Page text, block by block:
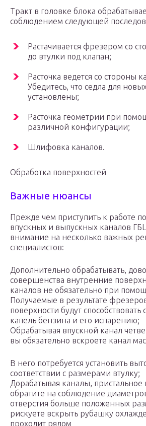
Тракт в головке блока
соблюдением следующей
Растачивается фрезером со
до втулки под клапан;
Расточка ведется со стороны
Убедитесь, что седла для
установлены;
Расточка геометрии при
различной конфигурации;
Шлифовка каналов.
Обработка поверхностей
Важные нюансы
Прежде чем приступить к работе
впускных и выпускных каналов
внимание на несколько важных
специалистов:
Дополнительно обрабатывать,
совершенства внутренние
каналов не обязательно при
Получаемые в результате
поверхности будут
капель бензина и его испарению;
Обрабатывая впускной канал
вы обязательно вскроете канал
В него потребуется установить
соответствии с размерами втулку;
Дорабатывая каналы,
обратите на соблюдение
отверстия больше положенных
рискуете вскрыть рубашку
проходит рядом